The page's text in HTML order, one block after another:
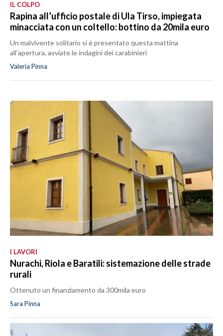
IL COLPO
Rapina all’ufficio postale di Ula Tirso, impiegata
minacciata con un coltello: bottino da 20mila euro
Un malvivente solitario si è presentato questa mattina
all’apertura, avviate le indagini dei carabinieri
Valeria Pinna
I LAVORI
Nurachi, Riola e Baratili: sistemazione delle strade
rurali
Ottenuto un finanziamento da 300mila euro
Sara Pinna